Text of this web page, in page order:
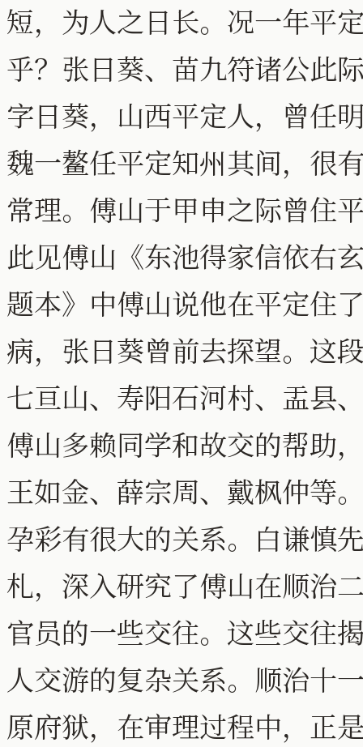
短，为人之日长。况一年平
乎？张日葵、苗九符诸公此
字日葵，山西平定人，曾任
魏一鳌任平定知州其间，很
常理。傅山于甲申之际曾住
此见傅山《东池得家信依右
题本》中傅山说他在平定住
病，张日葵曾前去探望。这
七亘山、寿阳石河村、盂县
傅山多赖同学和故交的帮助
王如金、薛宗周、戴枫仲等
孕彩有很大的关系。白谦慎
札，深入研究了傅山在顺治
官员的一些交往。这些交往
人交游的复杂关系。顺治十
原府狱，在审理过程中，正